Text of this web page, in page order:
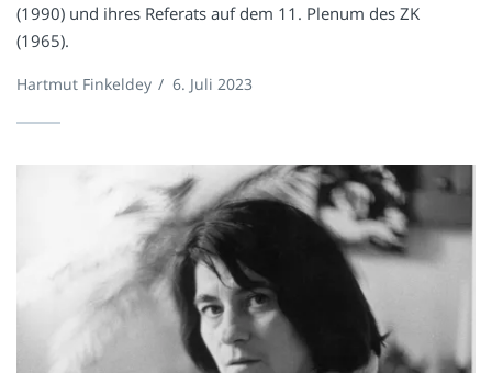
(1990) und ihres Referats auf dem 11. Plenum des ZK
(1965).
Hartmut Finkeldey / 6. Juli 2023